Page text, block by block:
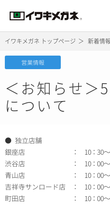
イワキメガネ トップページ 新着情報
営業情報
＜お知らせ＞
について
● 独立店舗
銀座店 ： 10：30
渋谷店 ： 10：00
青山店 ： 10：00
吉祥寺サンロード店 ： 10：00
町田店 ： 10：00